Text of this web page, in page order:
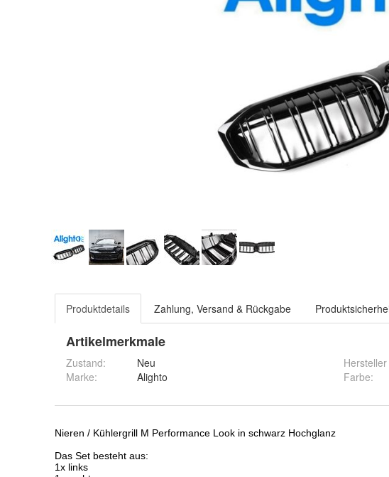
Produktdetails Zahlung, Versand & Rückgabe
Artikelmerkmale
Zustand:
Neu
Marke:
Alighto
Hersteller
Farbe: